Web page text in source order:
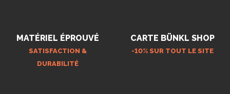
MATÉRIEL ÉPROUVÉ
SATISFACTION &
DURABILITÉ
CARTE BÜNKL SHOP
-10% SUR TOUT LE SITE